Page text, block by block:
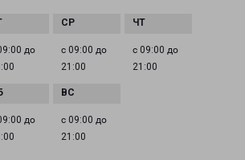
до
с 09:00 до
21:00
с 09:00 до
21:00
до
с 09:00 до
21:00